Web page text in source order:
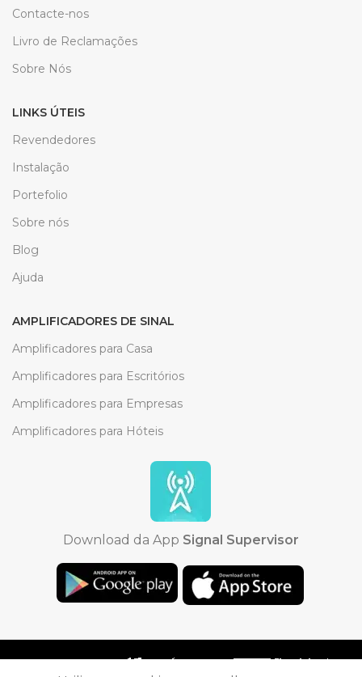
Contacte-nos
Livro de Reclamações
Sobre Nós
LINKS ÚTEIS
Revendedores
Instalação
Portefolio
Sobre nós
Blog
Ajuda
AMPLIFICADORES DE SINAL
Amplificadores para Casa
Amplificadores para Escritórios
Amplificadores para Empresas
Amplificadores para Hóteis
Download da App Signal Supervisor